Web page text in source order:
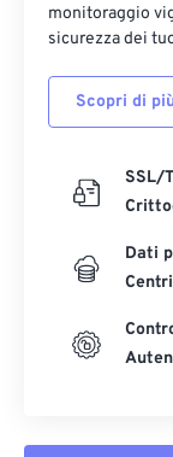
monitoraggio
sicurezza dei
Scopri di
SSL/
Dati
Centri